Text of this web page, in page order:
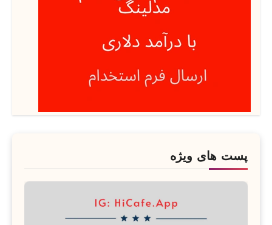
پست های ویژه